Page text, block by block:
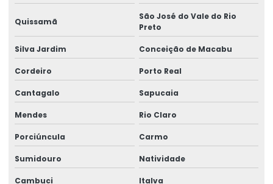
Selo de garantia destrutível
Selo de garantia personalizado
Selo void garantia
Selos holográficos personalizados
Selos holográficos de segurança
Quissamã
São José do Vale do Rio
Preto
Silva Jardim Conceição de Macabu
Cordeiro Porto Real
Cantagalo Sapucaia
Mendes Rio Claro
Porciúncula Carmo
Sumidouro Natividade
Cambuci Italva